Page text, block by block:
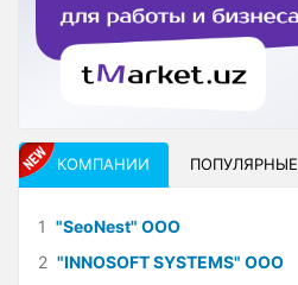
КОМПАНИИ ПОПУЛЯРНЫЕ
1 "SeoNest" ООО
2 "INNOSOFT SYSTEMS" ООО